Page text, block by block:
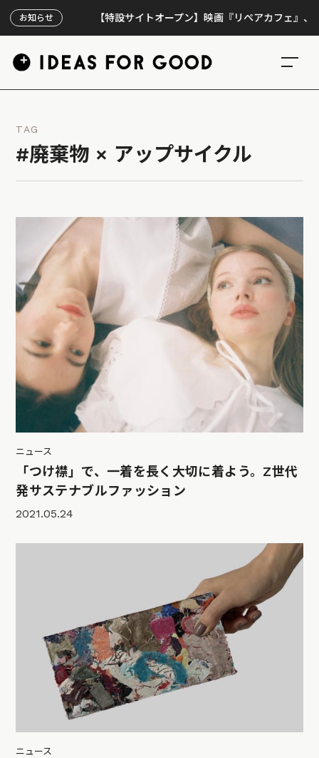
お知らせ 【特設サイトオープン】映画『リペアカフェ』、上映300
TAG
#廃棄物 × アップサイクル
ニュース
「つけ襟」で、一着を長く大切に着よう。Z世代
発サステナブルファッション
2021.05.24
ニュース